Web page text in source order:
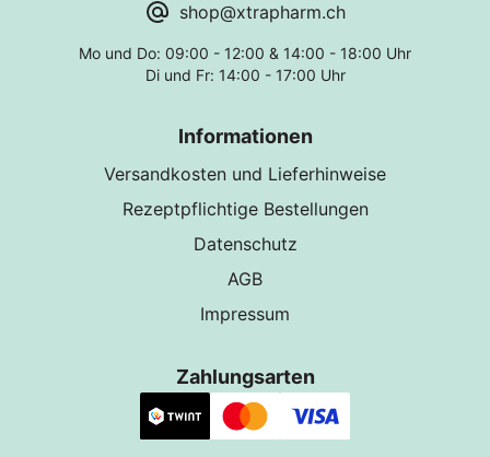
shop@xtrapharm.ch
Mo und Do: 09:00 - 12:00 & 14:00 - 18:00 Uhr
Di und Fr: 14:00 - 17:00 Uhr
Informationen
Versandkosten und Lieferhinweise
Rezeptpflichtige Bestellungen
Datenschutz
AGB
Impressum
Zahlungsarten